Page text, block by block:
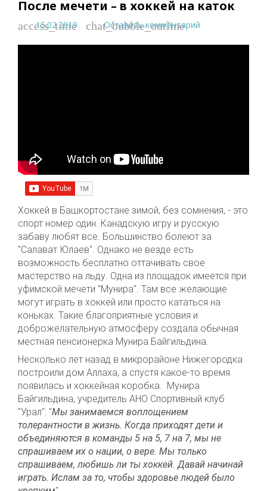
После мечети – в хоккей на каток
access_time
15.02.2019 chat_bubble_outline
Оставить комментарий
Хоккей в Башкортостане зимой, без сомнения, - это
спорт номер один. Канадскую игру и русскую
забаву любят все. Большинство болеют за
"Салават Юлаев". Однако не везде есть
возможность бесплатно оттачивать свое
мастерство на льду. Одна из площадок имеется при
уфимской мечети "Мунира". Там все желающие
могут играть в хоккей или просто кататься на
коньках. Такие благоприятные условия и
доброжелательную атмосферу создала обычная
местная пенсионерка Мунира Байгильдина.
Несколько лет назад в микрорайоне Нижегородка
построили дом Аллаха, а спустя какое-то время
появилась и хоккейная коробка. Мунира
Байгильдина, учредитель АНО Спортивный клуб
"Урал": "Мы занимаемся воплощением
толерантности в жизнь. Когда приходят дети и
объединяются в команды 5 на 5, 7 на 7, мы не
спрашиваем их о нации, о вере. Мы только
спрашиваем, любишь ли ты хоккей. Давай начинай
играть. Ислам за то, чтобы здоровье людей было